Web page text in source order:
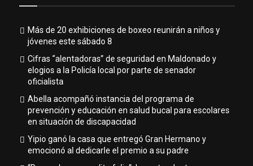
Más de 20 exhibiciones de boxeo reunirán a niños y
jóvenes este sábado 8
Cifras “alentadoras” de seguridad en Maldonado y
elogios a la Policía local por parte de senador
oficialista
Abella acompañó instancia del programa de
prevención y educación en salud bucal para escolares
en situación de discapacidad
Yipio ganó la casa que entregó Gran Hermano y
emocionó al dedicarle el premio a su padre